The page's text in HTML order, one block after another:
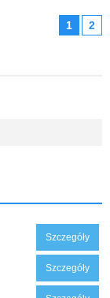
1 2
Szczegóły
Szczegóły